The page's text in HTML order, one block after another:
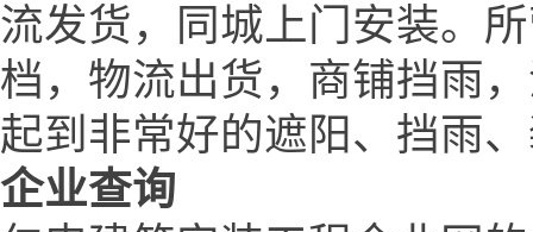
流发货，同城上门安装。
档，物流出货，商铺挡雨
起到非常好的遮阳、挡雨
企业查询